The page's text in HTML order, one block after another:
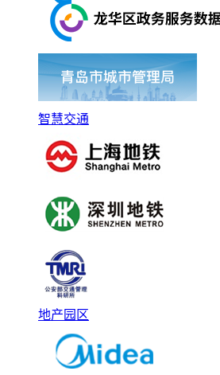
智慧交通
地产园区